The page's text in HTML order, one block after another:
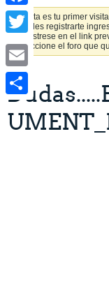
Si esta es tu primer
Puedes registrarte
Regístrese en el link
seleccione el foro que
Facebook
Twitter
Email